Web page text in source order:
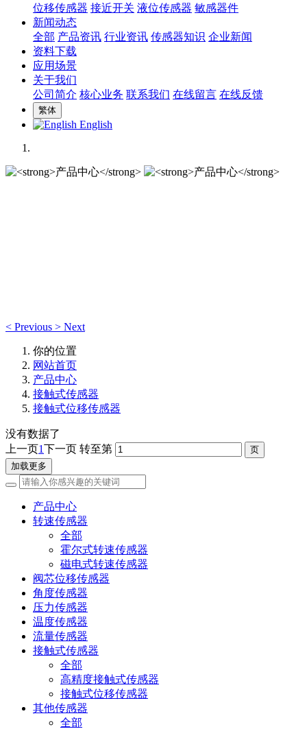
位移传感器 接近开关 液位传感器 敏感器件
新闻动态
全部 产品资讯 行业资讯 传感器知识 企业新闻
资料下载
应用场景
关于我们
公司简介 核心业务 联系我们 在线留言 在线反馈
繁体
English
< Previous > Next
你的位置
网站首页
产品中心
接触式传感器
接触式位移传感器
没有数据了
上一页1下一页 转至第
加载更多
产品中心
转速传感器
全部
霍尔式转速传感器
磁电式转速传感器
阀芯位移传感器
角度传感器
压力传感器
温度传感器
流量传感器
接触式传感器
全部
高精度接触式传感器
接触式位移传感器
其他传感器
全部